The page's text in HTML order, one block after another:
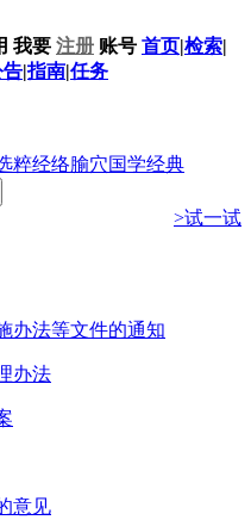
我要 注册 账号 首页|检索|
告|指南|任务
粹经络腧穴国学经典
>试一试
办法等文件的通知
办法
意见